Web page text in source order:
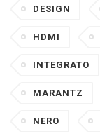
DESIGN
HDMI
INTEGRATO
MARANTZ
NERO